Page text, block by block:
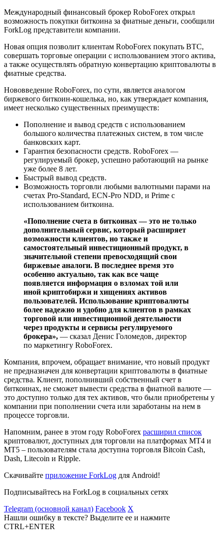
Международный финансовый брокер RoboForex открыл
возможность покупки биткоина за фиатные деньги, сообщили
ForkLog представители компании.
Новая опция позволит клиентам RoboForex покупать BTC,
совершать торговые операции с использованием этого актива,
а также осуществлять обратную конвертацию криптовалюты в
фиатные средства.
Нововведение RoboForex, по сути, является аналогом
биржевого биткоин-кошелька, но, как утверждает компания,
имеет несколько существенных преимуществ:
Пополнение и вывод средств с использованием
большого количества платежных систем, в том числе
банковских карт.
Гарантия безопасности средств. RoboForex —
регулируемый брокер, успешно работающий на рынке
уже более 8 лет.
Быстрый вывод средств.
Возможность торговли любыми валютными парами на
счетах Pro-Standard, ECN-Pro NDD, и Prime с
использованием биткоина.
«Пополнение счета в биткоинах — это не только
дополнительный сервис, который расширяет
возможности клиентов, но также и
самостоятельный инвестиционный продукт, в
значительной степени превосходящий свои
биржевые аналоги. В последнее время это
особенно актуально, так как все чаще
появляется информация о взломах той или
иной криптобиржи и хищениях активов
пользователей. Использование криптовалюты
более надежно и удобно для клиентов в рамках
торговой или инвестиционной деятельности
через продукты и сервисы регулируемого
брокера», — сказал Денис Голомедов, директор
по маркетингу RoboForex.
Компания, впрочем, обращает внимание, что новый продукт
не предназначен для конвертации криптовалюты в фиатные
средства. Клиент, пополнивший собственный счет в
биткоинах, не сможет вывести средства в фиатной валюте —
это доступно только для тех активов, что были приобретены у
компании при пополнении счета или заработаны на нем в
процессе торговли.
Напомним, ранее в этом году RoboForex расширил список
криптовалют, доступных для торговли на платформах MT4 и
MT5 – пользователям стала доступна торговля Bitcoin Cash,
Dash, Litecoin и Ripple.
Скачивайте приложение ForkLog для Android!
Подписывайтесь на ForkLog в социальных сетях
Telegram (основной канал) Facebook X
Нашли ошибку в тексте? Выделите ее и нажмите
CTRL+ENTER